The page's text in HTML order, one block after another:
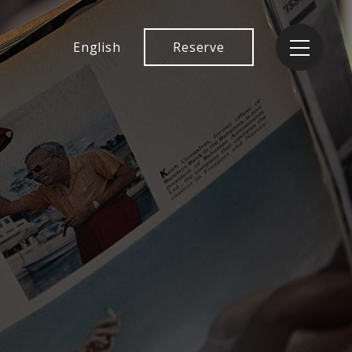
English Reserve